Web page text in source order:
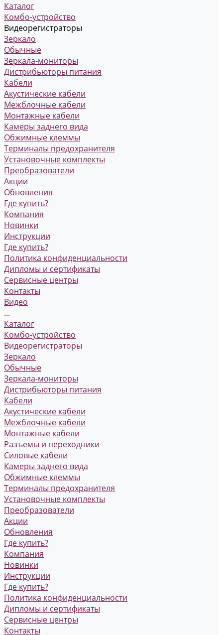
Каталог
Комбо-устройство
Видеорегистраторы
Зеркало
Обычные
Зеркала-мониторы
Дистрибьюторы питания
Кабели
Акустические кабели
Межблочные кабели
Монтажные кабели
Камеры заднего вида
Обжимные клеммы
Терминалы предохранителя
Установочные комплекты
Преобразователи
Акции
Обновления
Где купить?
Компания
Новинки
Инструкции
Где купить?
Политика конфиденциальности
Дипломы и сертификаты
Сервисные центры
Контакты
Видео
...
Каталог
Комбо-устройство
Видеорегистраторы
Зеркало
Обычные
Зеркала-мониторы
Дистрибьюторы питания
Кабели
Акустические кабели
Межблочные кабели
Монтажные кабели
Разъемы и переходники
Силовые кабели
Камеры заднего вида
Обжимные клеммы
Терминалы предохранителя
Установочные комплекты
Преобразователи
Акции
Обновления
Где купить?
Компания
Новинки
Инструкции
Где купить?
Политика конфиденциальности
Дипломы и сертификаты
Сервисные центры
Контакты